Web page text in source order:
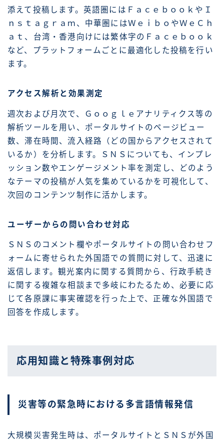
添えて投稿します。英語圏にはＦａｃｅｂｏｏｋやＩ
ｎｓｔａｇｒａｍ、中華圏にはＷｅｉｂｏやＷｅＣｈ
ａｔ、台湾・香港向けには繁体字のＦａｃｅｂｏｏｋ
など、プラットフォームごとに最適化した投稿を行い
ます。
アクセス解析と効果測定
週次および月次で、Ｇｏｏｇｌｅアナリティクス等の
解析ツールを用い、ポータルサイトのページビュー
数、滞在時間、流入経路（どの国からアクセスされて
いるか）を分析します。ＳＮＳについても、インプレ
ッション数やエンゲージメント率を測定し、どのよう
なテーマの投稿が人気を集めているかを可視化して、
次回のコンテンツ制作に活かします。
ユーザーからの問い合わせ対応
ＳＮＳのコメント欄やポータルサイトの問い合わせフ
ォームに寄せられた外国語での質問に対して、迅速に
返信します。観光案内に関する質問から、行政手続き
に関する複雑な相談まで多岐にわたるため、必要に応
じて各原課に事実確認を行った上で、正確な外国語で
回答を作成します。
応用知識と特殊事例対応
災害等の緊急時における多言語情報発信
大規模災害発生時は、ポータルサイトとＳＮＳが外国